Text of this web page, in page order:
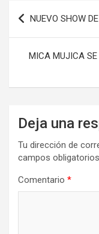
o
k
o
n
Navegación
de
entradas
NUEVO SHOW
MICA MUJICA
Deja una
Tu dirección de
campos
Comentario *